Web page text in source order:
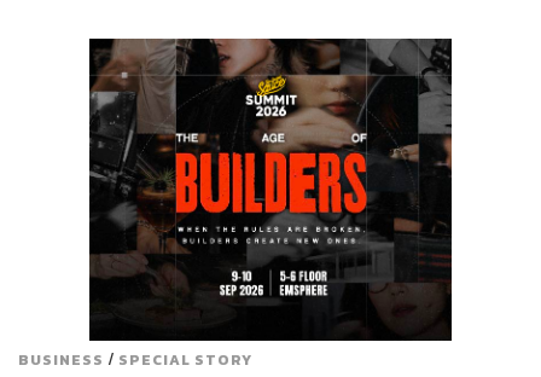
BUSINESS / SPECIAL STORY